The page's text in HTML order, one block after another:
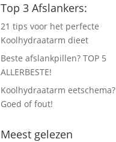
Top 3 Afslankers:
21 tips voor het perfecte
Koolhydraatarm dieet
Beste afslankpillen? TOP 5
ALLERBESTE!
Koolhydraatarm eetschema?
Goed of fout!
Meest gelezen